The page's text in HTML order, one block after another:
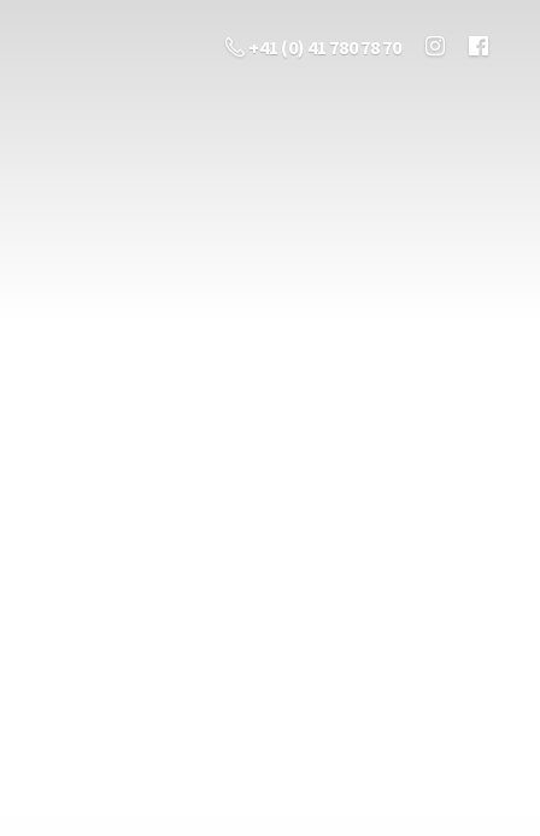
+41 (0) 41 780 78 70